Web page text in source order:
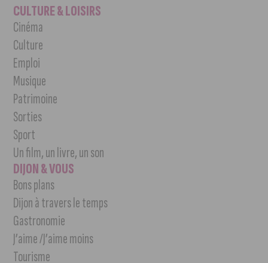
CULTURE & LOISIRS
Cinéma
Culture
Emploi
Musique
Patrimoine
Sorties
Sport
Un film, un livre, un son
DIJON & VOUS
Bons plans
Dijon à travers le temps
Gastronomie
J’aime /J’aime moins
Tourisme